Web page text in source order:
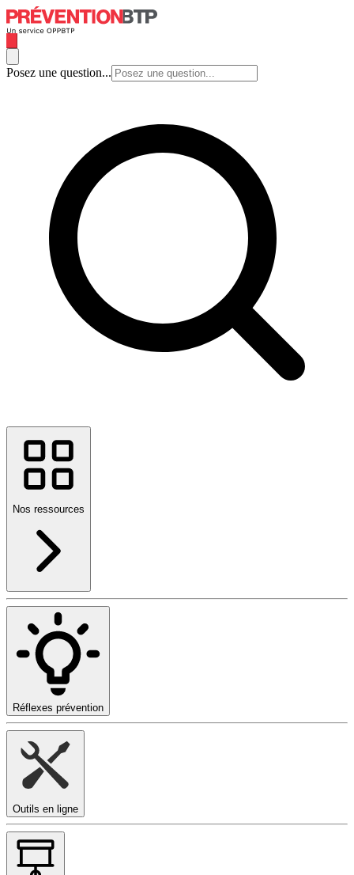
Posez une question...
Nos ressources
Réflexes prévention
Outils en ligne